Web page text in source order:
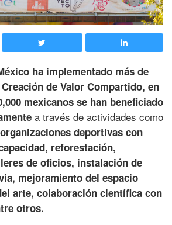
ha implementado más de
de Valor Compartido, en
mexicanos se han beneficiado
a través de actividades como
deportivas con
reforestación,
de oficios, instalación de
mejoramiento del espacio
arte, colaboración científica con
otros.